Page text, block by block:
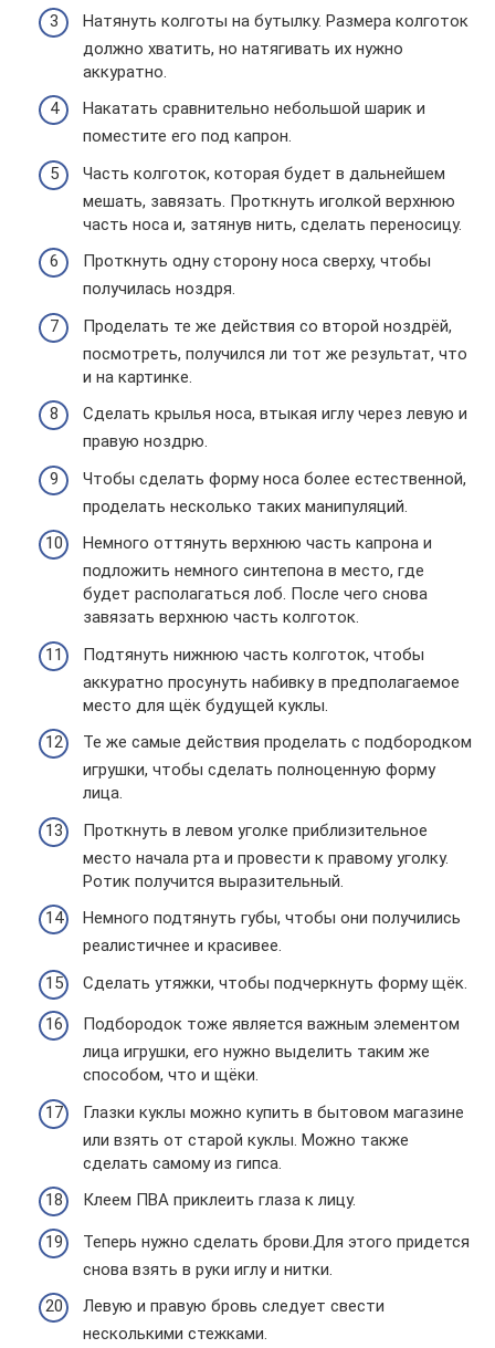
Натянуть колготы на бутылку. Размера колготок
должно хватить, но натягивать их нужно
аккуратно.
Накатать сравнительно небольшой шарик и
поместите его под капрон.
Часть колготок, которая будет в дальнейшем
мешать, завязать. Проткнуть иголкой верхнюю
часть носа и, затянув нить, сделать переносицу.
Проткнуть одну сторону носа сверху, чтобы
получилась ноздря.
Проделать те же действия со второй ноздрёй,
посмотреть, получился ли тот же результат, что
и на картинке.
Сделать крылья носа, втыкая иглу через левую и
правую ноздрю.
Чтобы сделать форму носа более естественной,
проделать несколько таких манипуляций.
Немного оттянуть верхнюю часть капрона и
подложить немного синтепона в место, где
будет располагаться лоб. После чего снова
завязать верхнюю часть колготок.
Подтянуть нижнюю часть колготок, чтобы
аккуратно просунуть набивку в предполагаемое
место для щёк будущей куклы.
Те же самые действия проделать с подбородком
игрушки, чтобы сделать полноценную форму
лица.
Проткнуть в левом уголке приблизительное
место начала рта и провести к правому уголку.
Ротик получится выразительный.
Немного подтянуть губы, чтобы они получились
реалистичнее и красивее.
Сделать утяжки, чтобы подчеркнуть форму щёк.
Подбородок тоже является важным элементом
лица игрушки, его нужно выделить таким же
способом, что и щёки.
Глазки куклы можно купить в бытовом магазине
или взять от старой куклы. Можно также
сделать самому из гипса.
Клеем ПВА приклеить глаза к лицу.
Теперь нужно сделать брови.Для этого придется
снова взять в руки иглу и нитки.
Левую и правую бровь следует свести
несколькими стежками.